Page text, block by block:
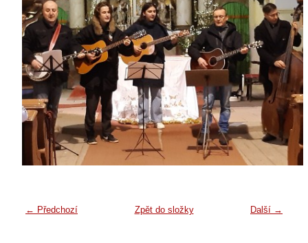
← Předchozí Další →
Zpět do složky